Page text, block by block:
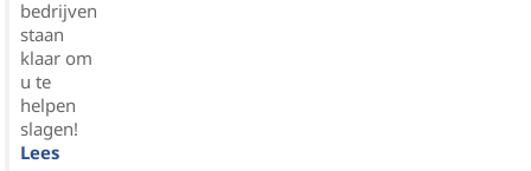
bedrijven
staan
klaar om
u te
helpen
slagen!
Lees